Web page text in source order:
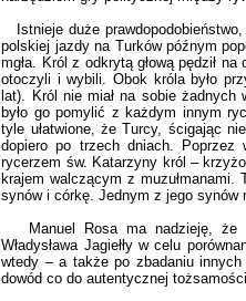
Istnieje duże
polskiej jazdy na Turków późnym
mgła. Król z odkrytą głową pędził
otoczyli i wybili. Obok króla było
lat). Król nie miał na sobie żadnych
było go pomylić z każdym innym
tyle ułatwione, że Turcy, ścigając
dopiero po trzech dniach. Poprzez
rycerzem św. Katarzyny król –
krajem walczącym z muzułmanami.
synów i córkę. Jednym z jego synów
Manuel Rosa ma nadzieję, że
Władysława Jagiełły w celu
wtedy – a także po zbadaniu
dowód co do autentycznej